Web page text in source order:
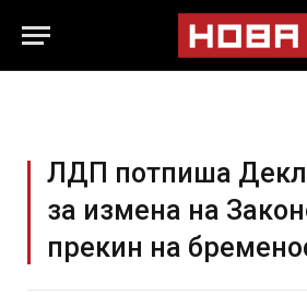
ЛДП потпиша
за измена на
прекин на